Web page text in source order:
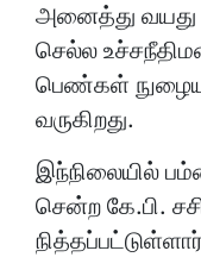
அனைத்து
செல்ல
பெண்கள் நுழைய
வருகிறது.
இந்நிலையில்
சென்ற கே.பி.